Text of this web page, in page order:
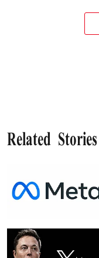
Related Stories